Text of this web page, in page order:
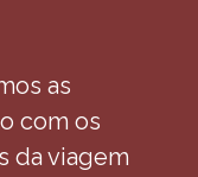
as
com os
da viagem